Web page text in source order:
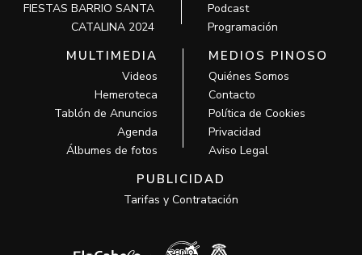
FIESTAS BARRIO SANTA
CATALINA 2024
Podcast
Programación
MULTIMEDIA
Videos
Hemeroteca
Tablón de Anuncios
Agenda
Álbumes de fotos
MEDIOS PINOSO
Quiénes Somos
Contacto
Política de Cookies
Privacidad
Aviso Legal
PUBLICIDAD
Tarifas y Contratación